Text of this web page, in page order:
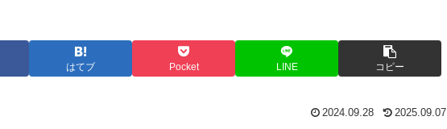
はてブ Pocket LINE コピー
2024.09.28 2025.09.07